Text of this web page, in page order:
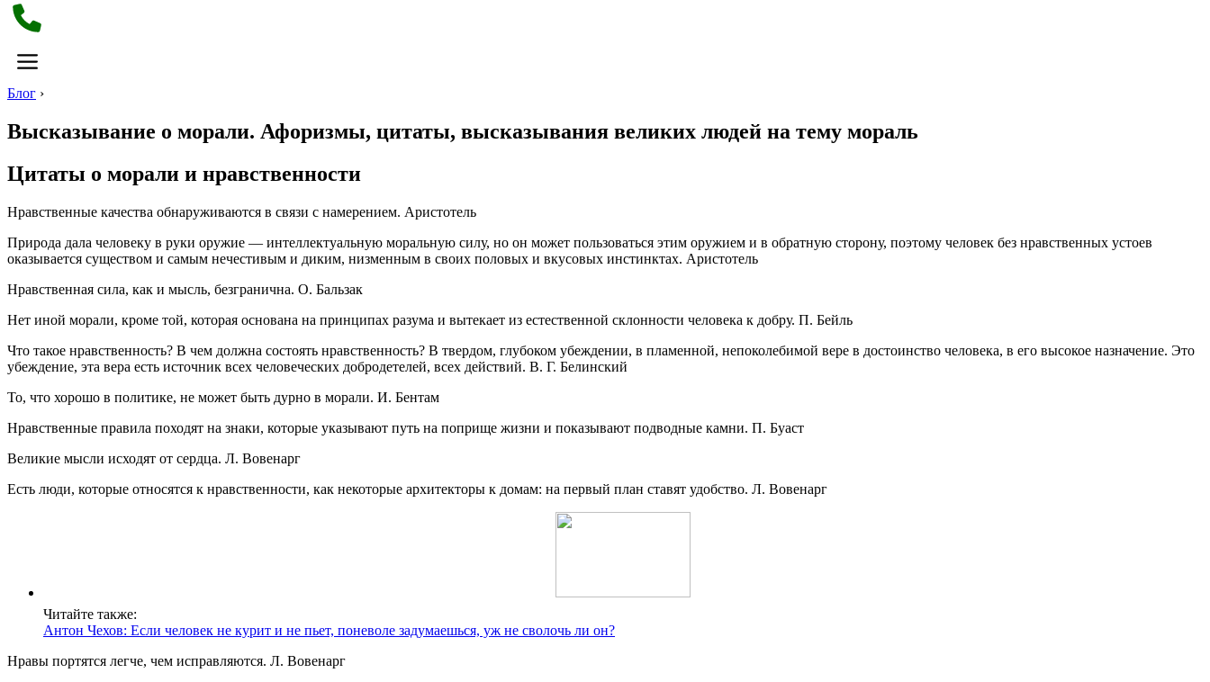
Блог ›
Высказывание о морали. Афоризмы, цитаты, высказывания великих людей на тему мораль
Цитаты о морали и нравственности
Нравственные качества обнаруживаются в связи с намерением. Аристотель
Природа дала человеку в руки оружие — интеллектуальную моральную силу, но он может пользоваться этим оружием и в обратную сторону, поэтому человек без нравственных устоев
оказывается существом и самым нечестивым и диким, низменным в своих половых и вкусовых инстинктах. Аристотель
Нравственная сила, как и мысль, безгранична. О. Бальзак
Нет иной морали, кроме той, которая основана на принципах разума и вытекает из естественной склонности человека к добру. П. Бейль
Что такое нравственность? В чем должна состоять нравственность? В твердом, глубоком убеждении, в пламенной, непоколебимой вере в достоинство человека, в его высокое назначение. Это
убеждение, эта вера есть источник всех человеческих добродетелей, всех действий. В. Г. Белинский
То, что хорошо в политике, не может быть дурно в морали. И. Бентам
Нравственные правила походят на знаки, которые указывают путь на поприще жизни и показывают подводные камни. П. Буаст
Великие мысли исходят от сердца. Л. Вовенарг
Есть люди, которые относятся к нравственности, как некоторые архитекторы к домам: на первый план ставят удобство. Л. Вовенарг
Читайте также:
Антон Чехов: Если человек не курит и не пьет, поневоле задумаешься, уж не сволочь ли он?
Нравы портятся легче, чем исправляются. Л. Вовенарг